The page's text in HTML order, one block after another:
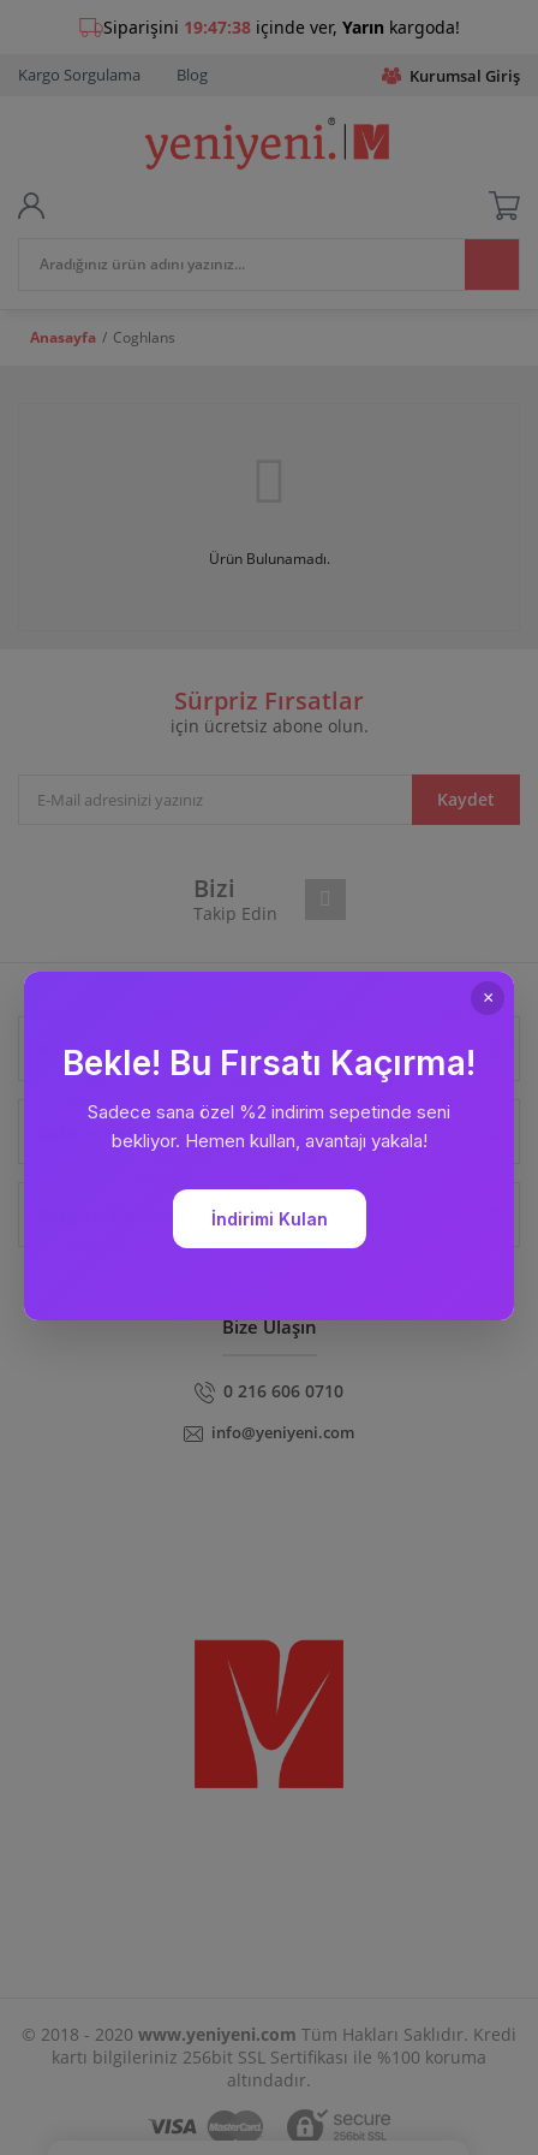
Kargo Sorgulama Blog Kurumsal Giriş
Anasayfa Coghlans
Ürün Bulunamadı.
Sürpriz Fırsatlar
için ücretsiz abone olun.
Kaydet
Bizi
Takip Edin
Kurumsal
Kategoriler
Bize Ulaşın
0 216 606 0710
info@yeniyeni.com
© 2018 - 2020 www.yeniyeni.com Tüm Hakları Saklıdır. Kredi
kartı bilgileriniz 256bit SSL Sertifikası ile %100 koruma
altındadır.